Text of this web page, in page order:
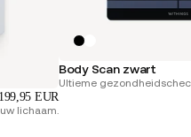
EUR
lichaam.
Body Scan zwart
Ultieme